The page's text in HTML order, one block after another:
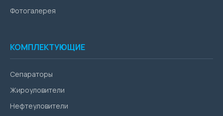
Фотогалерея
КОМПЛЕКТУЮЩИЕ
Сепараторы
Жироуловители
Нефтеуловители